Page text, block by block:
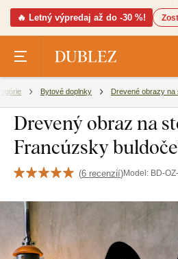
🔥 Letný výpredaj až do -30 %!
Bytové doplnky Drevené obrazy na
Drevený obraz na
Francúzsky
(6 recenzií)Model: BD-